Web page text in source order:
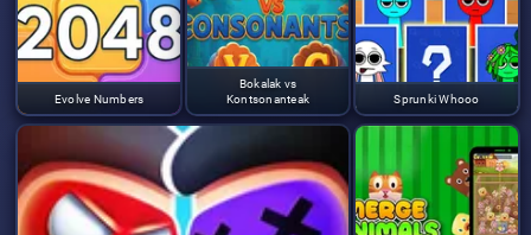
Evolve Numbers
Bokalak vs
Kontsonanteak
Sprunki Whooo